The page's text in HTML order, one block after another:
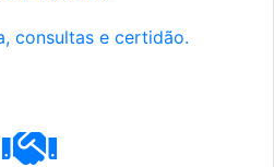
consultas e certidão.